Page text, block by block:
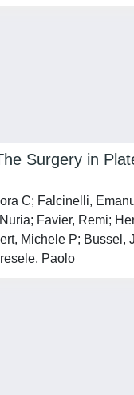
Surgery in
C; Falcinelli,
Favier, Remi;
Michele P; Bussel,
Paolo